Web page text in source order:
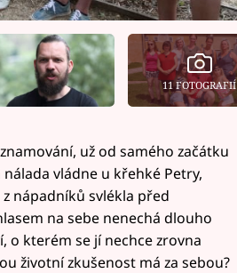
11 FOTOGRAFIÍ
už od samého začátku
vládne u křehké Petry,
nápadníků svlékla před
na sebe nenechá dlouho
o kterém se jí nechce zrovna
životní zkušenost má za sebou?